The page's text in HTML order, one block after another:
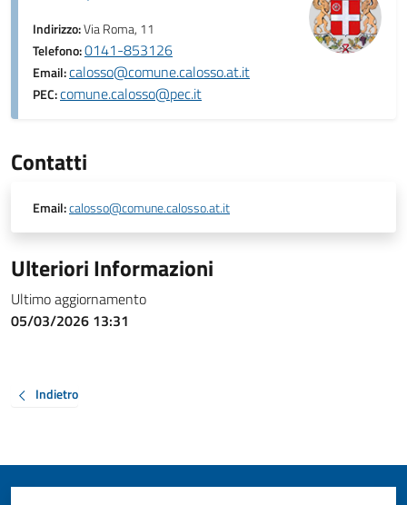
Indirizzo:Via Roma, 11
Telefono:0141-853126
Email:calosso@comune.calosso.at.it
PEC:comune.calosso@pec.it
Contatti
Email:calosso@comune.calosso.at.it
Ulteriori Informazioni
Ultimo aggiornamento
05/03/2026 13:31
Indietro